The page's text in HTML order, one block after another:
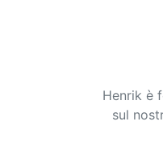
Henrik è
sul